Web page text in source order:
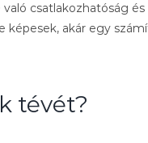
csatlakozhatóság
akár egy
tévét?